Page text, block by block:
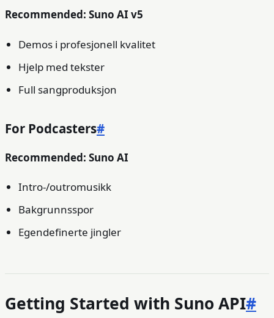
Recommended: Suno AI v5
Demos i profesjonell kvalitet
Hjelp med tekster
Full sangproduksjon
For Podcasters#
Recommended: Suno AI
Intro-/outromusikk
Bakgrunnsspor
Egendefinerte jingler
Getting Started with Suno API#